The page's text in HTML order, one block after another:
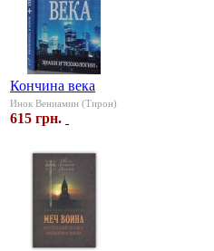
Кончина века
Инок Вениамин (Тирон)
615 грн.